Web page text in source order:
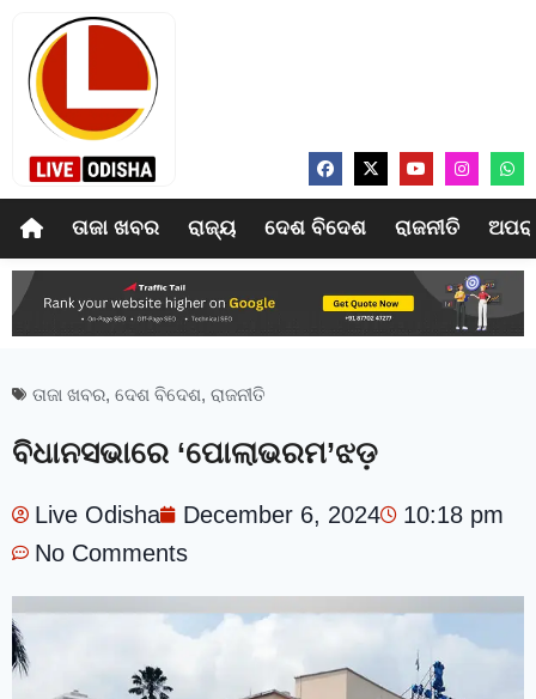
ତାଜା ଖବର ରାଜ୍ୟ ଦେଶ ବିଦେଶ ରାଜନୀତି
ତାଜା ଖବର, ଦେଶ ବିଦେଶ, ରାଜନୀତି
ବିଧାନସଭାରେ ‘ପୋଲାଭରମ’ଝଡ଼
Live Odisha December 6, 2024
10:18 pm
No Comments